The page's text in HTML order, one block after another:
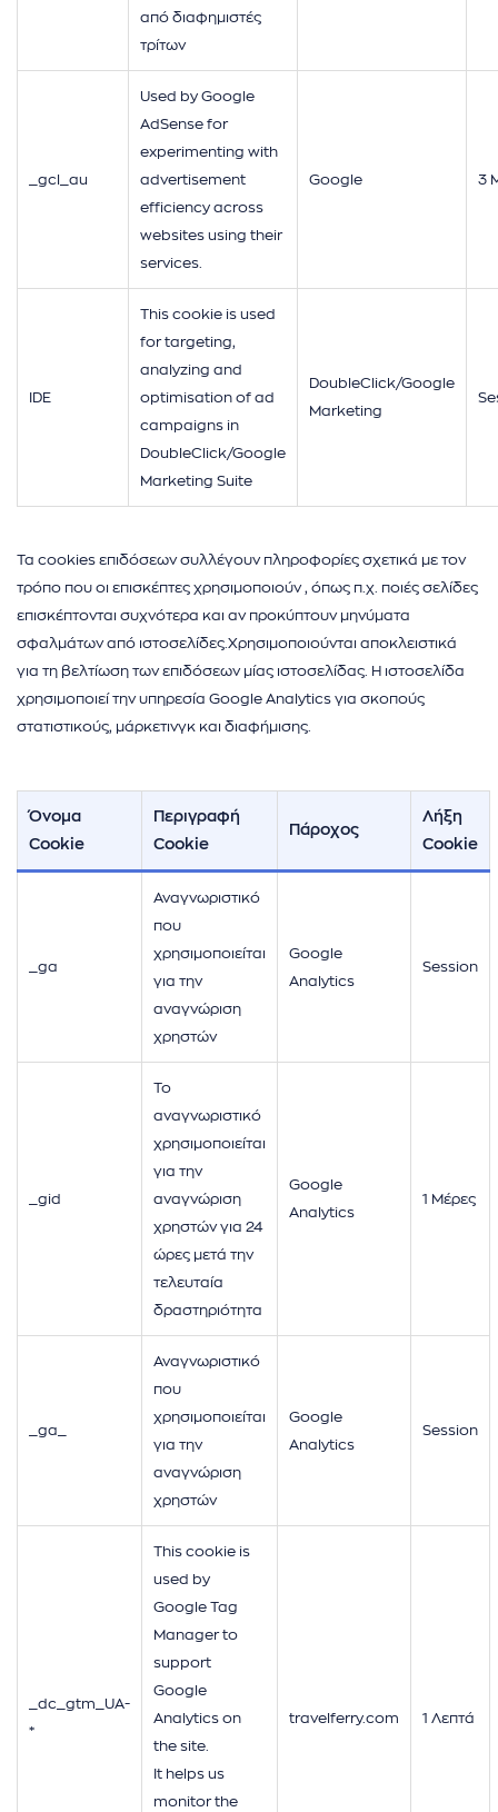
από διαφημιστές
τρίτων
_gcl_au
Used by Google
AdSense for
experimenting with
advertisement
efficiency across
websites using their
services.
Google 3
IDE
This cookie is used
for targeting,
analyzing and
optimisation of ad
campaigns in
DoubleClick/Google
Marketing Suite
DoubleClick/Google
Marketing
Τα cookies επιδόσεων συλλέγουν πληροφορίες σχετικά με τον
τρόπο που οι επισκέπτες χρησιμοποιούν , όπως π.χ. ποιές σελίδες
επισκέπτονται συχνότερα και αν προκύπτουν μηνύματα
σφαλμάτων από ιστοσελίδες.Χρησιμοποιούνται αποκλειστικά
για τη βελτίωση των επιδόσεων μίας ιστοσελίδας. Η ιστοσελίδα
χρησιμοποιεί την υπηρεσία Google Analytics για σκοπούς
στατιστικούς, μάρκετινγκ και διαφήμισης.
Όνομα
Cookie
Περιγραφή
Cookie
Πάροχος
Λήξη
Cookie
_ga
Αναγνωριστικό
που
χρησιμοποιείται
για την
αναγνώριση
χρηστών
Google
Analytics
Session
_gid
Το
αναγνωριστικό
χρησιμοποιείται
για την
αναγνώριση
χρηστών για 24
ώρες μετά την
τελευταία
δραστηριότητα
Google
Analytics
1 Μέρες
_ga_
Αναγνωριστικό
που
χρησιμοποιείται
για την
αναγνώριση
χρηστών
Google
Analytics
Session
_dc_gtm_UA-
*
This cookie is
used by
Google Tag
Manager to
support
Google
Analytics on
the site.
It helps us
monitor the
travelferry.com 1 Λεπτά